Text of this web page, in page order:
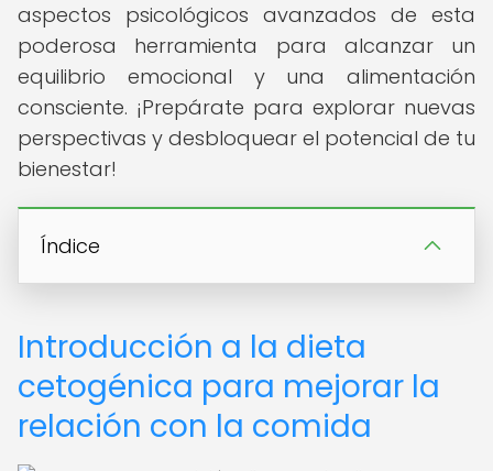
aspectos psicológicos avanzados de esta
poderosa herramienta para alcanzar un
equilibrio emocional y una alimentación
consciente. ¡Prepárate para explorar nuevas
perspectivas y desbloquear el potencial de tu
bienestar!
Índice
Introducción a la dieta
cetogénica para mejorar la
relación con la comida